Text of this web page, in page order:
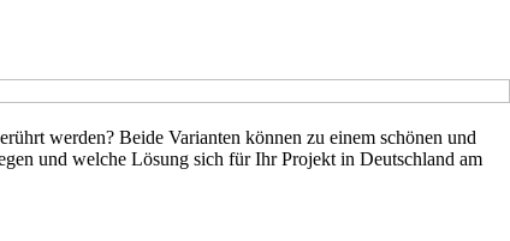
werden? Beide Varianten können zu einem schönen und
und welche Lösung sich für Ihr Projekt in Deutschland am